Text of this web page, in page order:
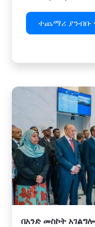
ተጨማሪ ያንብቡ
በአንድ መስኮት